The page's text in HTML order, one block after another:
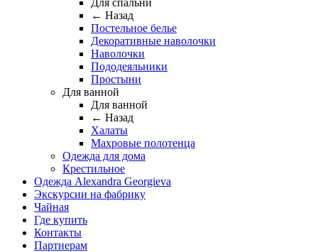
Для спальни
← Назад
Постельное белье
Декоративные наволочки
Наволочки
Пододеяльники
Простыни
Для ванной
Для ванной
← Назад
Халаты
Махровые полотенца
Одежда для дома
Крестильное
Одежда Alexandra Georgieva
Экскурсии на фабрику
Чайная
Где купить
Контакты
Партнерам